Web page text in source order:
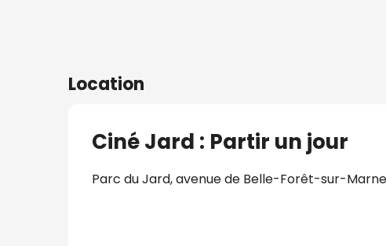
Location
Ciné Jard : Partir un jour
Parc du Jard, avenue de Belle-Forêt-sur-